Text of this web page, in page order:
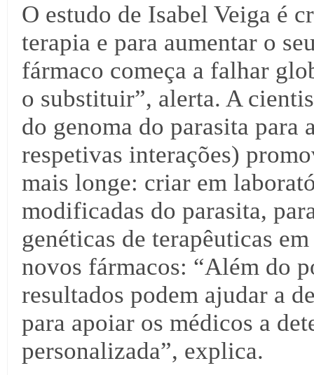
O estudo de Isabel Veiga é
terapia e para aumentar o
fármaco começa a falhar
o substituir”, alerta. A
do genoma do parasita para
respetivas interações)
mais longe: criar em
modificadas do parasita,
genéticas de terapêuticas
novos fármacos: “Além do
resultados podem ajudar a
para apoiar os médicos a
personalizada”, explica.